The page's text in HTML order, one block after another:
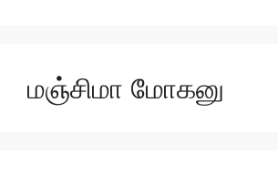
மஞ்சிமா மோகனு